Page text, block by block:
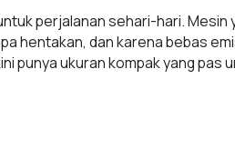
perjalanan sehari-hari. Mesin
hentakan, dan karena bebas
punya ukuran kompak yang pas